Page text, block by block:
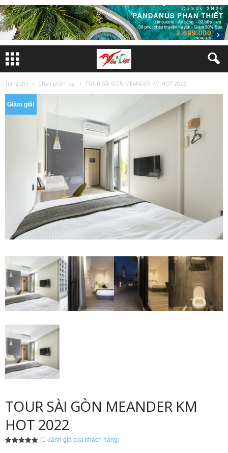
Trang chủ Chưa phân loại TOUR SÀI GÒN MEANDER KM HOT 2022
Giảm giá!
TOUR SÀI GÒN MEANDER KM
HOT 2022
(1 đánh giá của khách hàng)